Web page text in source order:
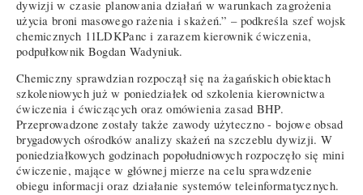
dywizji w czasie planowania działań w warunkach zagrożenia
użycia broni masowego rażenia i skażeń.” – podkreśla szef wojsk
chemicznych 11LDKPanc i zarazem kierownik ćwiczenia,
podpułkownik Bogdan Wadyniuk.
Chemiczny sprawdzian rozpoczął się na żagańskich obiektach
szkoleniowych już w poniedziałek od szkolenia kierownictwa
ćwiczenia i ćwiczących oraz omówienia zasad BHP.
Przeprowadzone zostały także zawody użyteczno - bojowe obsad
brygadowych ośrodków analizy skażeń na szczeblu dywizji. W
poniedziałkowych godzinach popołudniowych rozpoczęło się mini
ćwiczenie, mające w głównej mierze na celu sprawdzenie
obiegu informacji oraz działanie systemów teleinformatycznych.